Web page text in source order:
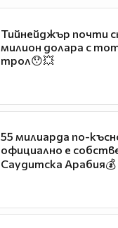
Тийнейджър почти
милион долара с
трол😯💥
55 милиарда по-
официално е
Саудитска Арабия💰